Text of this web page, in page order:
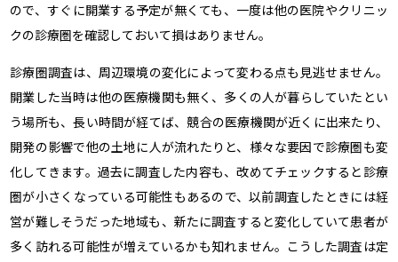
ので、すぐに開業する予定が無くても、一度は他の医院やクリニッ
クの診療圏を確認しておいて損はありません。
診療圏調査は、周辺環境の変化によって変わる点も見逃せません。
開業した当時は他の医療機関も無く、多くの人が暮らしていたとい
う場所も、長い時間が経てば、競合の医療機関が近くに出来たり、
開発の影響で他の土地に人が流れたりと、様々な要因で診療圏も変
化してきます。過去に調査した内容も、改めてチェックすると診療
圏が小さくなっている可能性もあるので、以前調査したときには経
営が難しそうだった地域も、新たに調査すると変化していて患者が
多く訪れる可能性が増えているかも知れません。こうした調査は定